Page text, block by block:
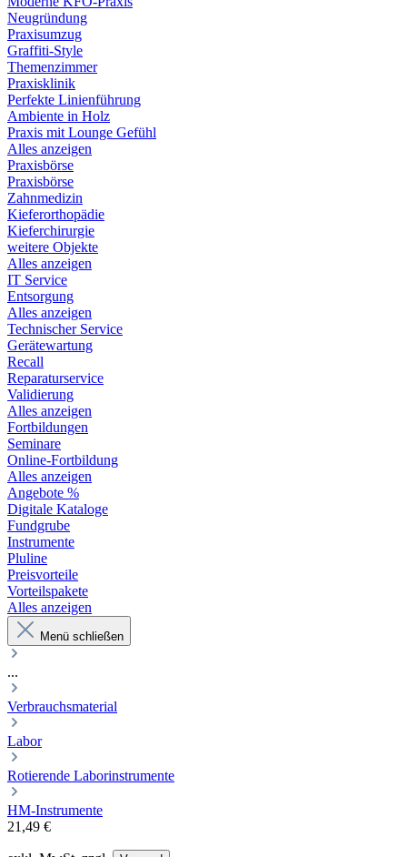
Neugründung
Praxisumzug
Graffiti-Style
Themenzimmer
Praxisklinik
Perfekte Linienführung
Ambiente in Holz
Praxis mit Lounge Gefühl
Alles anzeigen
Praxisbörse
Praxisbörse
Zahnmedizin
Kieferorthopädie
Kieferchirurgie
weitere Objekte
Alles anzeigen
IT Service
Entsorgung
Alles anzeigen
Technischer Service
Gerätewartung
Recall
Reparaturservice
Validierung
Alles anzeigen
Fortbildungen
Seminare
Online-Fortbildung
Alles anzeigen
Angebote %
Digitale Kataloge
Fundgrube
Instrumente
Pluline
Preisvorteile
Vorteilspakete
Alles anzeigen
Menü schließen
...
Verbrauchsmaterial
Labor
Rotierende Laborinstrumente
HM-Instrumente
21,49 €